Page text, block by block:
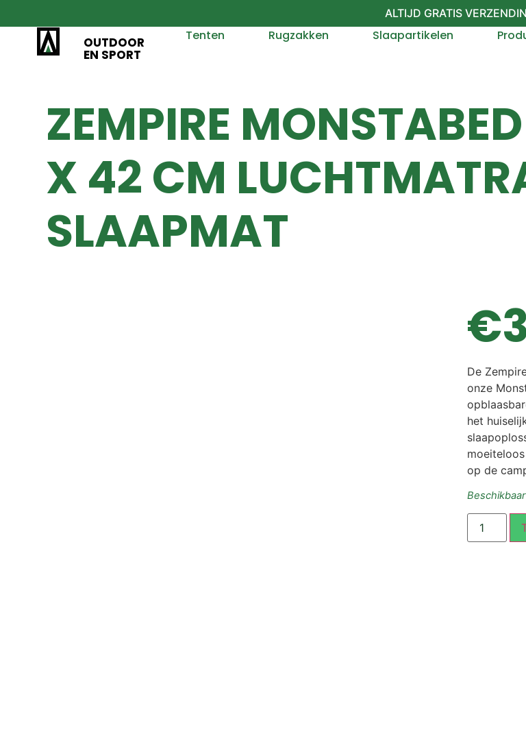
ALTIJD GRATIS
OUTDOOR
EN SPORT
Tenten Rugzakken Slaapartikelen
ZEMPIRE
X 42 CM
SLAAPMAT
€
De
onze
het
op de